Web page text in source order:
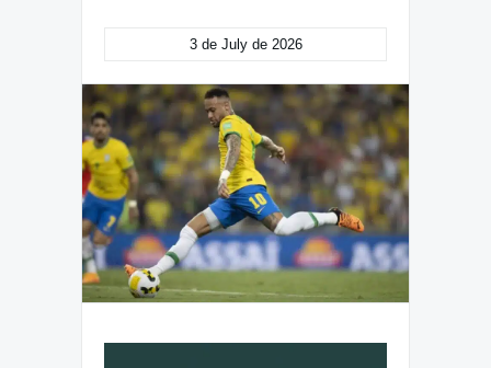
3 de July de 2026